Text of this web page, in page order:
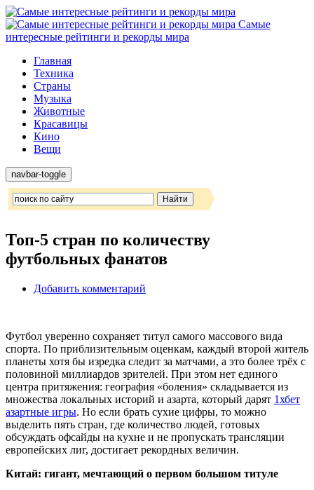
Самые
интересные рейтинги и рекорды мира
Главная
Техника
Страны
Музыка
Животные
Красавицы
Кино
Вещи
navbar-toggle
Топ-5 стран по количеству
футбольных фанатов
Добавить комментарий
Футбол уверенно сохраняет титул самого массового вида
спорта. По приблизительным оценкам, каждый второй житель
планеты хотя бы изредка следит за матчами, а это более трёх с
половиной миллиардов зрителей. При этом нет единого
центра притяжения: география «боления» складывается из
множества локальных историй и азарта, который дарят 1хбет
азартные игры. Но если брать сухие цифры, то можно
выделить пять стран, где количество людей, готовых
обсуждать офсайды на кухне и не пропускать трансляции
европейских лиг, достигает рекордных величин.
Китай: гигант, мечтающий о первом большом титуле